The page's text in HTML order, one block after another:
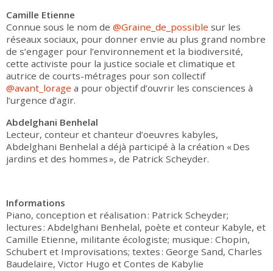
Camille Etienne
Connue sous le nom de @Graine_de_possible sur les
réseaux sociaux, pour donner envie au plus grand nombre
de s’engager pour l’environnement et la biodiversité,
cette activiste pour la justice sociale et climatique et
autrice de courts-métrages pour son collectif
@avant_lorage a pour objectif d’ouvrir les consciences à
l’urgence d’agir.
Abdelghani Benhelal
Lecteur, conteur et chanteur d’oeuvres kabyles,
Abdelghani Benhelal a déjà participé à la création « Des
jardins et des hommes », de Patrick Scheyder.
Informations
Piano, conception et réalisation : Patrick Scheyder;
lectures : Abdelghani Benhelal, poète et conteur Kabyle, et
Camille Etienne, militante écologiste; musique : Chopin,
Schubert et Improvisations; textes : George Sand, Charles
Baudelaire, Victor Hugo et Contes de Kabylie